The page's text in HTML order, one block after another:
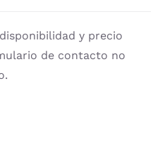
y precio
de contacto no